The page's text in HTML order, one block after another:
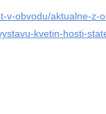
v-obvodu/aktualne-z-
kvetin-hosti-